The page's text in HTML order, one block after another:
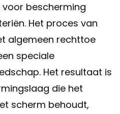
bescherming
Het proces van
algemeen rechttoe
speciale
Het resultaat is
die het
scherm behoudt,